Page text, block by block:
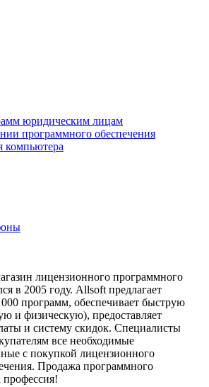
юридическим лицам
программного обеспечения
компьютера
лицензионного программного
в 2005 году. Allsoft предлагает
программ, обеспечивает быструю
и физическую), предоставляет
и систему скидок. Специалисты
все необходимые
с покупкой лицензионного
Продажа программного